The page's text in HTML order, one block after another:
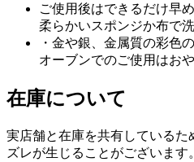
ご使用後はできるだけ早
柔らかいスポンジか布で
・金や銀、金属質の彩色
オーブンでのご使用はお
在庫について
実店舗と在庫を共有しているた
ズレが生じることがございます